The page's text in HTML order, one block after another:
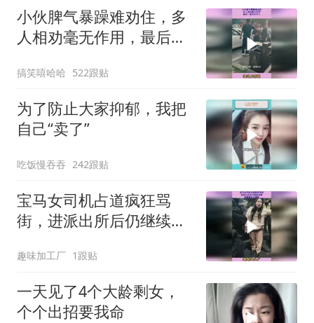
小伙脾气暴躁难劝住，多
人相劝毫无作用，最后一
搞笑嘻哈哈 522跟贴
为了防止大家抑郁，我把
自己“卖了”
吃饭慢吞吞 242跟贴
宝马女司机占道疯狂骂
街，进派出所后仍继续发
趣味加工厂 1跟贴
一天见了4个大龄剩女，
个个出招要我命